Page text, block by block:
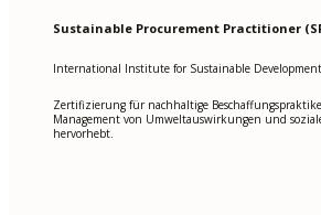
Sustainable Procurement Practitioner
International Institute for Sustainable Development
Zertifizierung für nachhaltige
Management von Umweltauswirkungen und
hervorhebt.